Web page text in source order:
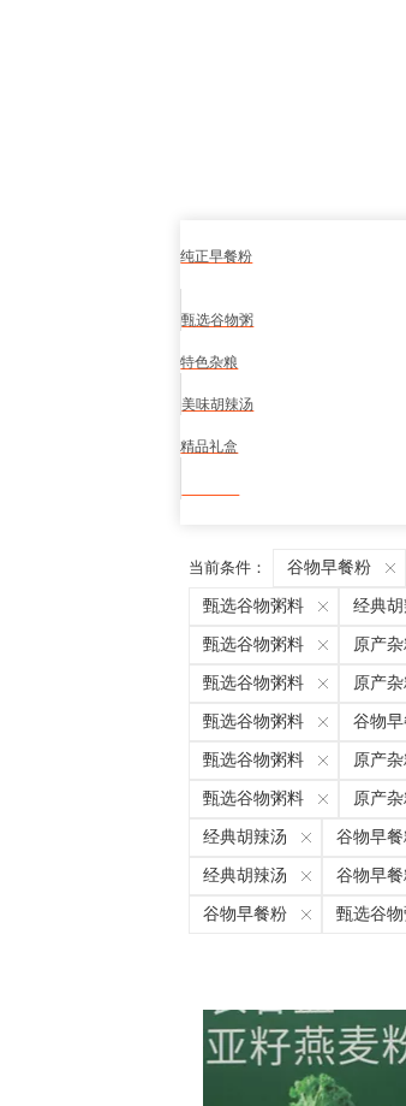
纯正早餐粉
甄选谷物粥
特色杂粮
美味胡辣汤
精品礼盒
当前条件： 谷物早餐粉
甄选谷物粥料 经典
甄选谷物粥料 原产杂
甄选谷物粥料 原产杂
甄选谷物粥料 谷物
甄选谷物粥料 原产杂
甄选谷物粥料 原产杂
经典胡辣汤 谷物早
经典胡辣汤 谷物早
谷物早餐粉 甄选谷